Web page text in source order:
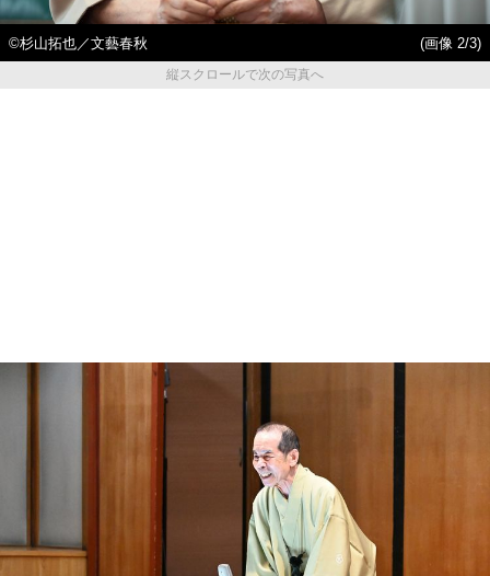
©杉山拓也／文藝春秋
(画像 2/3)
縦スクロールで次の写真へ